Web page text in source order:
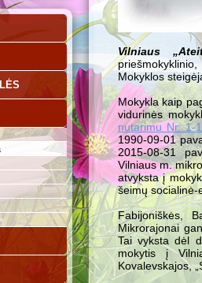
Vilniaus
Mokyklos
Mokykla kaip
vidurinės
nutarimu Nr. 1-
1990-09-01
2015-08-31
Vilniaus m.
atvyksta į
šeimų socialinė-
Fabijoniškės,
Mikrorajonai
Tai vyksta dėl
mokytis į
Kovalevskajos,